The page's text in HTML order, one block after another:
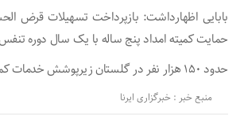
بابایی اظهارداشت: بازپرداخت تسهیلات قرض
حمایت کمیته امداد پنج ساله با یک سال دوره
حدود ۱۵۰ هزار نفر در گلستان زیرپوشش خدمات کمیته امداد قرار دارند.
منبع خبر : خبرگزاری ایرنا